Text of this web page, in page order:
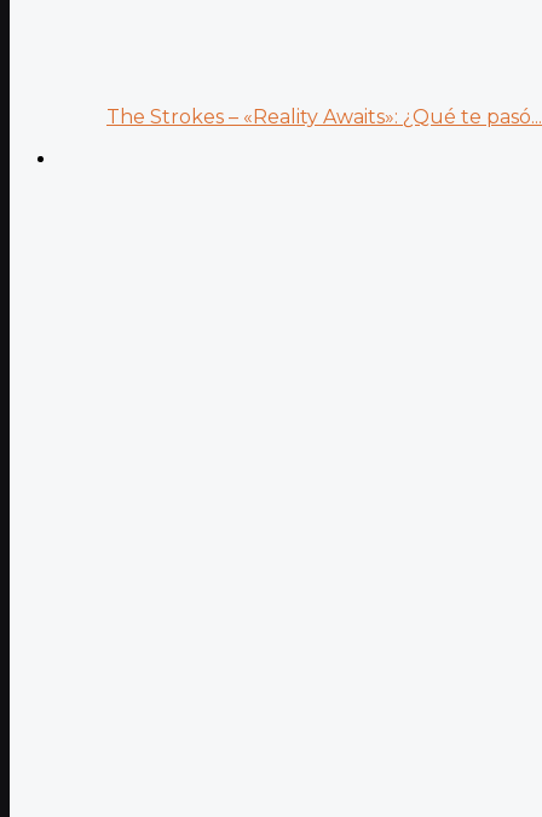
The Strokes – «Reality Awaits»: ¿Qué te pasó...